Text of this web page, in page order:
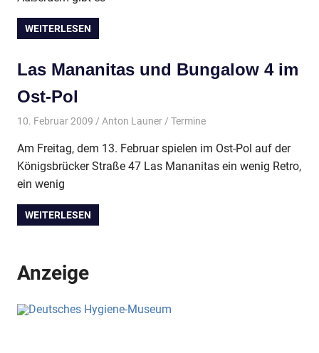
WEITERLESEN
Las Mananitas und Bungalow 4 im
Ost-Pol
10. Februar 2009 Anton Launer Termine
Am Freitag, dem 13. Februar spielen im Ost-Pol auf der
Königsbrücker Straße 47 Las Mananitas ein wenig Retro,
ein wenig
WEITERLESEN
Anzeige